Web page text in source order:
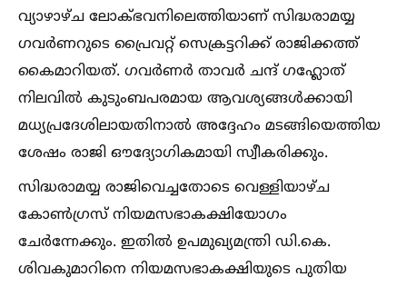
വ്യാഴാഴ്ച ലോക്ഭവനിലെത്തിയാണ് സിദ്ധരാമയ്യ
ഗവർണറുടെ പ്രൈവറ്റ് സെക്രട്ടറിക്ക് രാജിക്കത്ത്
കൈമാറിയത്. ഗവർണർ താവർ ചന്ദ് ഗഹ്ലോത്
നിലവില്‍ കുടുംബപരമായ ആവശ്യങ്ങള്‍ക്കായി
മധ്യപ്രദേശിലായതിനാല്‍ അദ്ദേഹം മടങ്ങിയെത്തിയ
ശേഷം രാജി ഔദ്യോഗികമായി സ്വീകരിക്കും.
സിദ്ധരാമയ്യ രാജിവെച്ചതോടെ വെള്ളിയാഴ്ച
കോണ്‍ഗ്രസ് നിയമസഭാകക്ഷിയോഗം
ചേർന്നേക്കും. ഇതില്‍ ഉപമുഖ്യമന്ത്രി ഡി.കെ.
ശിവകുമാറിനെ നിയമസഭാകക്ഷിയുടെ പുതിയ